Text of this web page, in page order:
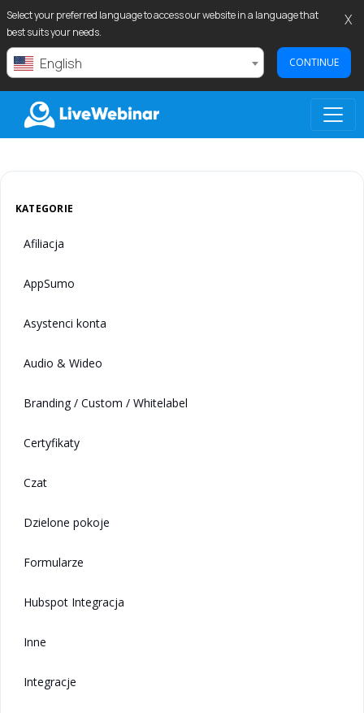
Select your preferred language to access our website in a language that
best suits your needs.
English CONTINUE
X
LIVEWEBINAR.COM
KATEGORIE
Afiliacja
AppSumo
Asystenci konta
Audio & Wideo
Branding / Custom / Whitelabel
Certyfikaty
Czat
Dzielone pokoje
Formularze
Hubspot Integracja
Inne
Integracje